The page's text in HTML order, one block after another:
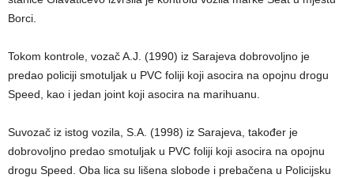
Borci.
Tokom kontrole, vozač A.J. (1990) iz Sarajeva dobrovoljno je
predao policiji smotuljak u PVC foliji koji asocira na opojnu drogu
Speed, kao i jedan joint koji asocira na marihuanu.
Suvozač iz istog vozila, S.A. (1998) iz Sarajeva, također je
dobrovoljno predao smotuljak u PVC foliji koji asocira na opojnu
drogu Speed. Oba lica su lišena slobode i prebačena u Policijsku